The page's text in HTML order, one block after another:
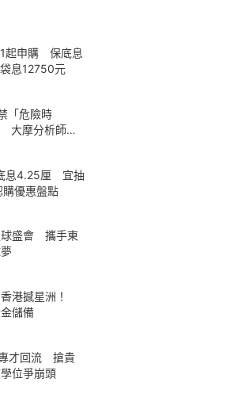
起申購 保底息
息12750元
「危險時
摩分析師神
息4.25厘 宜抽
優惠盤點
球盛會 攜手東
港撼星洲！
儲備
才回流 搶貴
位爭崩頭